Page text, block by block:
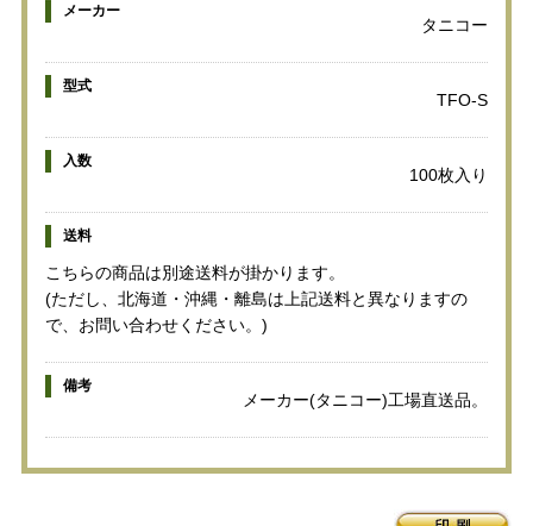
メーカー
タニコー
型式
TFO-S
入数
100枚入り
送料
こちらの商品は別途送料が掛かります。
(ただし、北海道・沖縄・離島は上記送料と異なりますの
で、お問い合わせください。)
備考
メーカー(タニコー)工場直送品。